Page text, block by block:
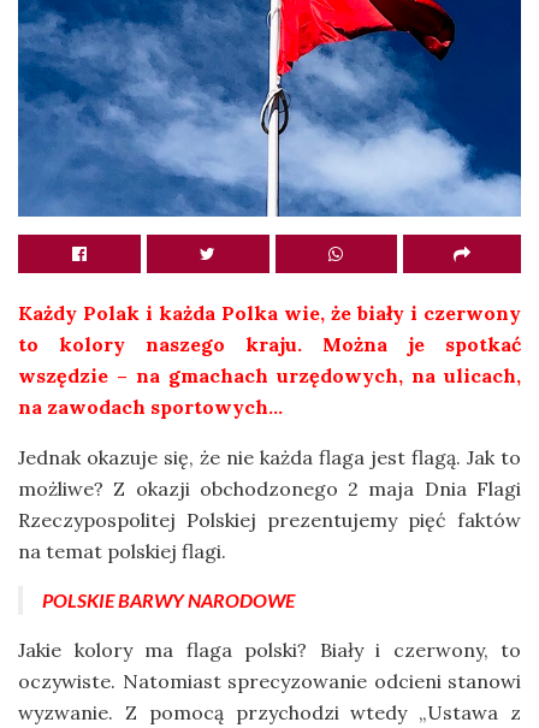
Każdy Polak i każda Polka wie, że biały i czerwony
to kolory naszego kraju. Można je spotkać
wszędzie – na gmachach urzędowych, na ulicach,
na zawodach sportowych…
Jednak okazuje się, że nie każda flaga jest flagą. Jak to
możliwe? Z okazji obchodzonego 2 maja Dnia Flagi
Rzeczypospolitej Polskiej prezentujemy pięć faktów
na temat polskiej flagi.
POLSKIE BARWY NARODOWE
Jakie kolory ma flaga polski? Biały i czerwony, to
oczywiste. Natomiast sprecyzowanie odcieni stanowi
wyzwanie. Z pomocą przychodzi wtedy „Ustawa z